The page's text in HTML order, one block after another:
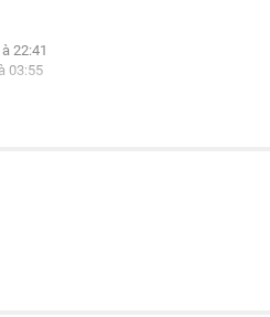
22:41
03:55